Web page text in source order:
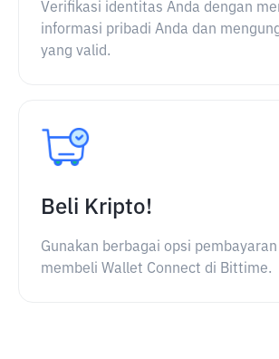
Verifikasi identitas Anda dengan
informasi pribadi Anda dan
yang valid.
Beli Kripto!
Gunakan berbagai opsi
membeli Wallet Connect di Bittime.